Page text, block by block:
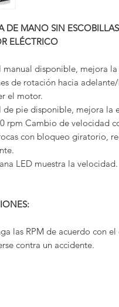
DE MANO SIN
ELÉCTRICO
manual disponible, mejora
de rotación hacia
el motor.
de pie disponible, mejora la
rpm Cambio de velocidad
con bloqueo giratorio,
LED muestra la velocidad.
las RPM de acuerdo con
contra un accidente.